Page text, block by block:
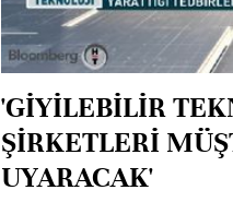
'GİYİLEBİLİR
ŞİRKETLERİ
UYARACAK'